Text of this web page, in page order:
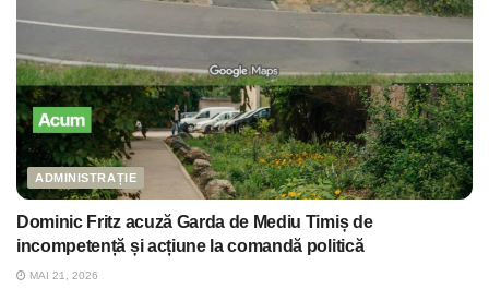
ADMINISTRAȚIE
Dominic Fritz acuză Garda de Mediu Timiș de
incompetență și acțiune la comandă politică
MAI 21, 2026